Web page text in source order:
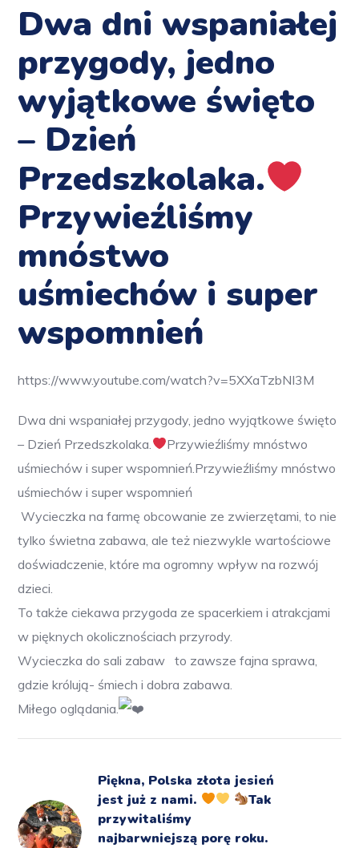
Dwa dni wspaniałej
przygody, jedno
wyjątkowe święto
– Dzień
Przedszkolaka.
Przywieźliśmy
mnóstwo
uśmiechów i super
wspomnień
https://www.youtube.com/watch?v=5XXaTzbNI3M
Dwa dni wspaniałej przygody, jedno wyjątkowe święto
– Dzień Przedszkolaka.
Przywieźliśmy mnóstwo
uśmiechów i super wspomnień Przywieźliśmymnóstwo
uśmiechów i super wspomnień
Wycieczka na farmęobcowanie ze zwierzętami, to nie
tylko świetna zabawa, ale też niezwykle wartościowe
doświadczenie, które ma ogromny wpływ na rozwój
dzieci.
To także ciekawa przygoda ze spacerkiem i atrakcjami
w pięknych okolicznościach przyrody.
Wycieczka do sali zabaw to zawsze fajna sprawa,
gdzie królują- śmiech i dobra zabawa.
Miłego oglądania.
Piękna, Polska złota jesień
jest już z nami.
Tak
przywitaliśmy
najbarwniejszą porę roku.